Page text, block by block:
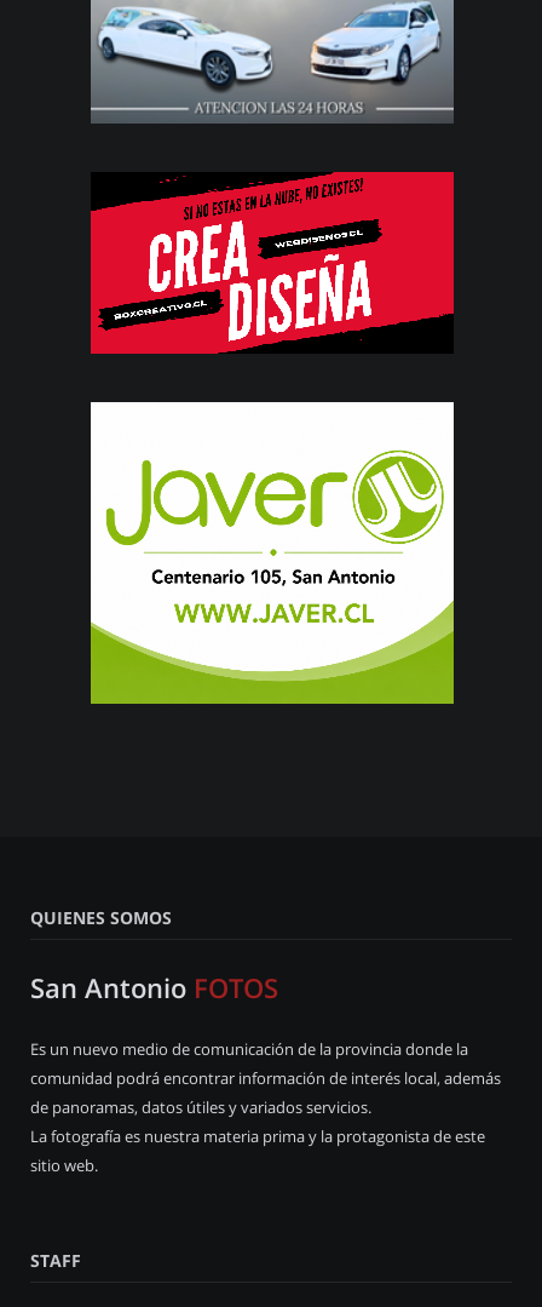
QUIENES SOMOS
San Antonio FOTOS
Es un nuevo medio de comunicación de la provincia donde la
comunidad podrá encontrar información de interés local, además
de panoramas, datos útiles y variados servicios.
La fotografía es nuestra materia prima y la protagonista de este
sitio web.
STAFF